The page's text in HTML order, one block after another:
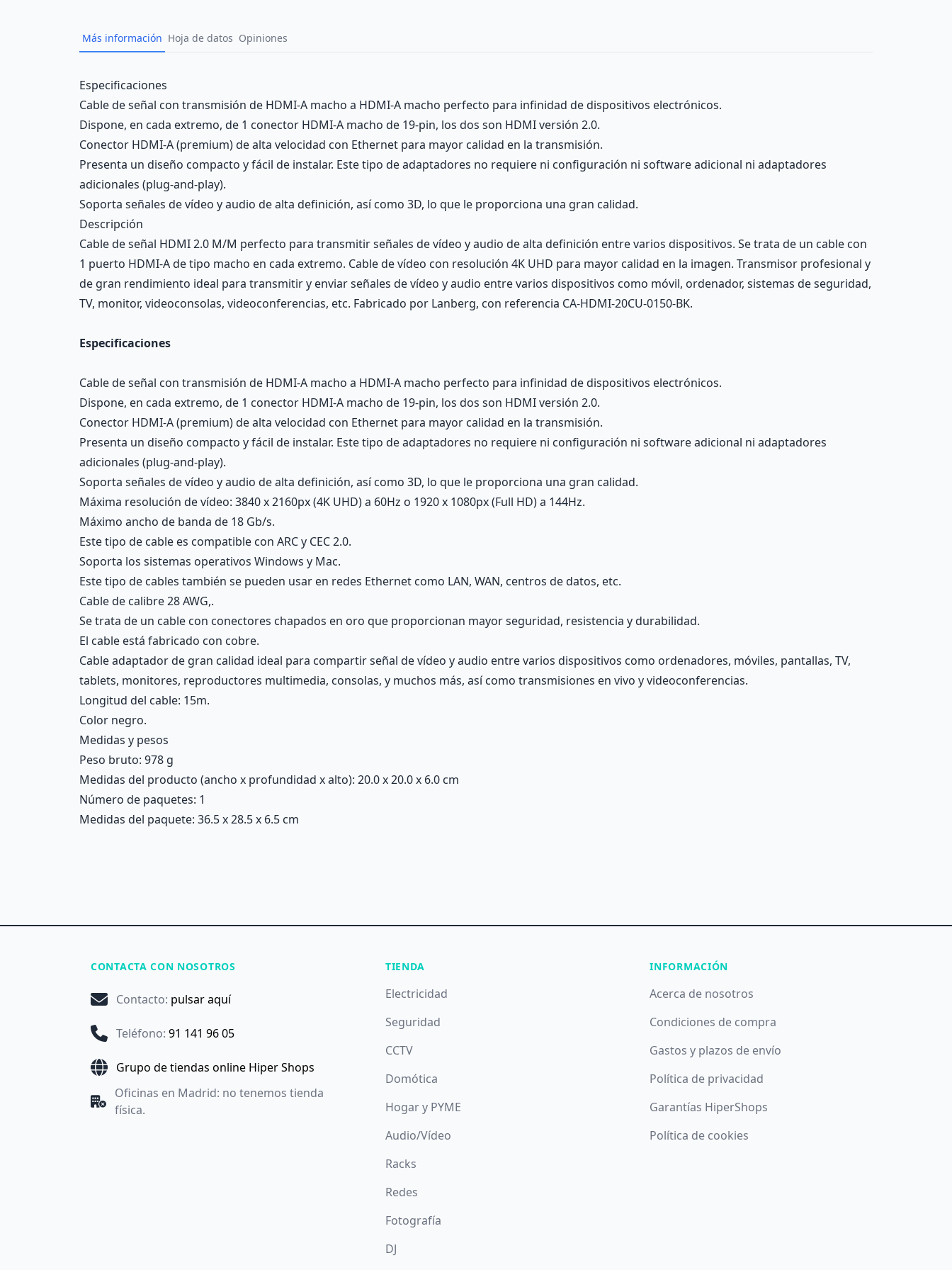
Más información Hoja de datos Opiniones
Description
Especificaciones
Cable de señal con transmisión de HDMI-A macho a HDMI-A macho perfecto para infinidad de dispositivos electrónicos.
Dispone, en cada extremo, de 1 conector HDMI-A macho de 19-pin, los dos son HDMI versión 2.0.
Conector HDMI-A (premium) de alta velocidad con Ethernet para mayor calidad en la transmisión.
Presenta un diseño compacto y fácil de instalar. Este tipo de adaptadores no requiere ni configuración ni software adicional ni adaptadores
adicionales (plug-and-play).
Soporta señales de vídeo y audio de alta definición, así como 3D, lo que le proporciona una gran calidad.
Descripción
Cable de señal HDMI 2.0 M/M perfecto para transmitir señales de vídeo y audio de alta definición entre varios dispositivos. Se trata de un cable con
1 puerto HDMI-A de tipo macho en cada extremo. Cable de vídeo con resolución 4K UHD para mayor calidad en la imagen. Transmisor profesional y
de gran rendimiento ideal para transmitir y enviar señales de vídeo y audio entre varios dispositivos como móvil, ordenador, sistemas de seguridad,
TV, monitor, videoconsolas, videoconferencias, etc. Fabricado por Lanberg, con referencia CA-HDMI-20CU-0150-BK.
Especificaciones
Cable de señal con transmisión de HDMI-A macho a HDMI-A macho perfecto para infinidad de dispositivos electrónicos.
Dispone, en cada extremo, de 1 conector HDMI-A macho de 19-pin, los dos son HDMI versión 2.0.
Conector HDMI-A (premium) de alta velocidad con Ethernet para mayor calidad en la transmisión.
Presenta un diseño compacto y fácil de instalar. Este tipo de adaptadores no requiere ni configuración ni software adicional ni adaptadores
adicionales (plug-and-play).
Soporta señales de vídeo y audio de alta definición, así como 3D, lo que le proporciona una gran calidad.
Máxima resolución de vídeo: 3840 x 2160px (4K UHD) a 60Hz o 1920 x 1080px (Full HD) a 144Hz.
Máximo ancho de banda de 18 Gb/s.
Este tipo de cable es compatible con ARC y CEC 2.0.
Soporta los sistemas operativos Windows y Mac.
Este tipo de cables también se pueden usar en redes Ethernet como LAN, WAN, centros de datos, etc.
Cable de calibre 28 AWG,.
Se trata de un cable con conectores chapados en oro que proporcionan mayor seguridad, resistencia y durabilidad.
El cable está fabricado con cobre.
Cable adaptador de gran calidad ideal para compartir señal de vídeo y audio entre varios dispositivos como ordenadores, móviles, pantallas, TV,
tablets, monitores, reproductores multimedia, consolas, y muchos más, así como transmisiones en vivo y videoconferencias.
Longitud del cable: 15m.
Color negro.
Medidas y pesos
Peso bruto: 978 g
Medidas del producto (ancho x profundidad x alto): 20.0 x 20.0 x 6.0 cm
Número de paquetes: 1
Medidas del paquete: 36.5 x 28.5 x 6.5 cm
CONTACTA CON NOSOTROS
Contacto: pulsar aquí
Teléfono: 91 141 96 05
Grupo de tiendas online Hiper Shops
Oficinas en Madrid: no tenemos tienda
física.
TIENDA
Electricidad
Seguridad
CCTV
Domótica
Hogar y PYME
Audio/Vídeo
Racks
Redes
Fotografía
DJ
INFORMACIÓN
Acerca de nosotros
Condiciones de compra
Gastos y plazos de envío
Política de privacidad
Garantías HiperShops
Política de cookies